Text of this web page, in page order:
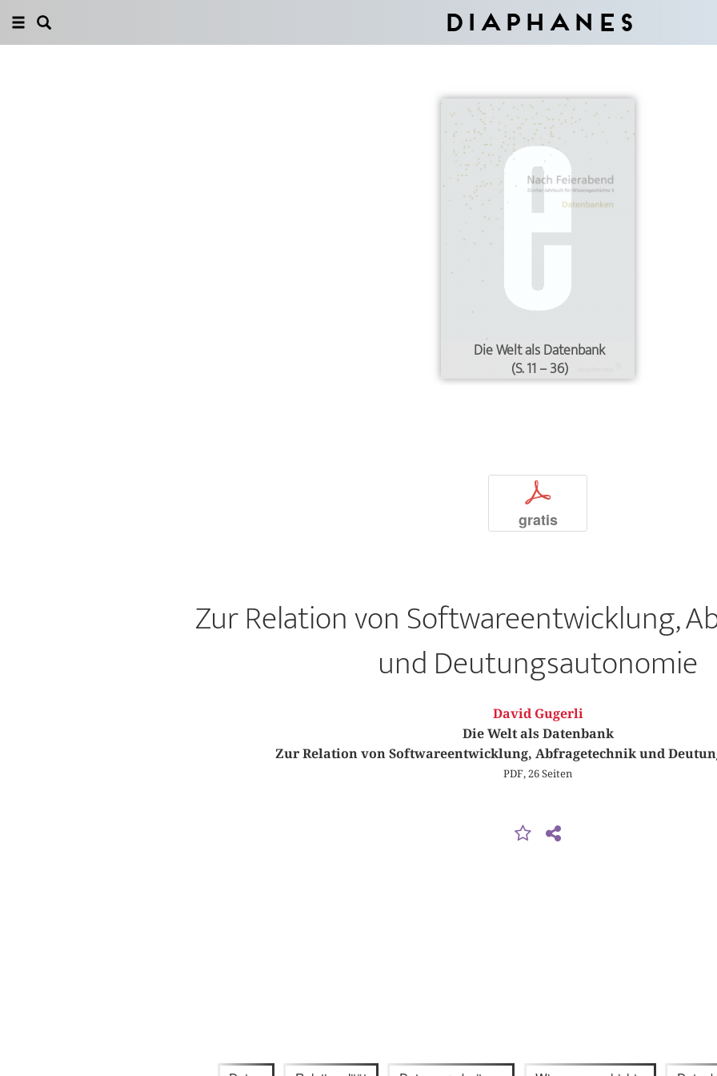
Diaphanes
Die Welt als Datenbank
(S. 11 – 36)
p
gratis
Zur Relation von Softwareentwicklung,
und Deutungsautonomie
David Gugerli
Die Welt als Datenbank
Zur Relation von Softwareentwicklung, Abfragetechnik und
PDF, 26 Seiten